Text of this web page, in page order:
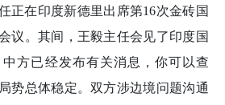
正在印度新德里出席第16次金砖国
议。其间，王毅主任会见了印度国
方已经发布有关消息，你可以查
势总体稳定。双方涉边境问题沟通